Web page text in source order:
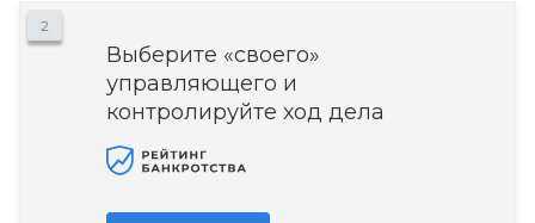
2
Выберите «своего»
управляющего и
контролируйте ход дела